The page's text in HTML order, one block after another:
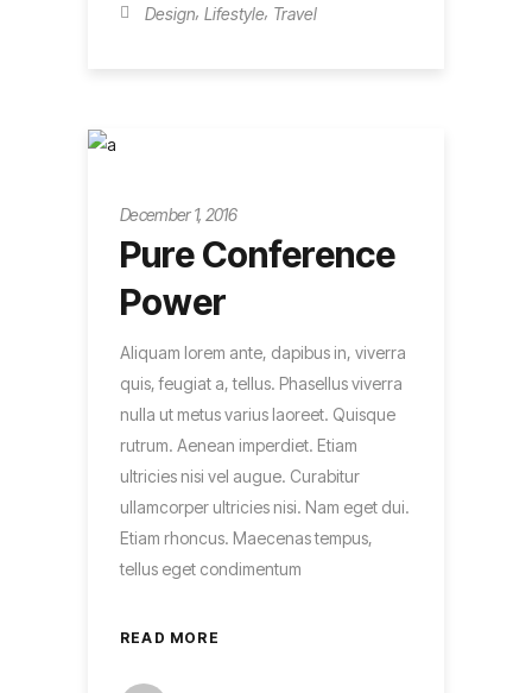
Design, Lifestyle, Travel
December 1, 2016
Pure Conference
Power
Aliquam lorem ante, dapibus in, viverra
quis, feugiat a, tellus. Phasellus viverra
nulla ut metus varius laoreet. Quisque
rutrum. Aenean imperdiet. Etiam
ultricies nisi vel augue. Curabitur
ullamcorper ultricies nisi. Nam eget dui.
Etiam rhoncus. Maecenas tempus,
tellus eget condimentum
READ MORE